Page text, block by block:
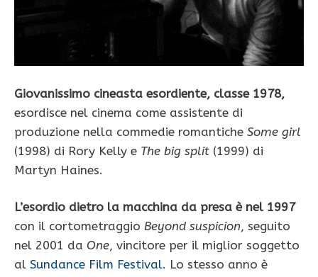
Giovanissimo cineasta esordiente, classe 1978,
esordisce nel cinema come assistente di
produzione nella commedie romantiche Some girl
(1998) di Rory Kelly e The big split (1999) di
Martyn Haines.
L’esordio dietro la macchina da presa è nel 1997
con il cortometraggio Beyond suspicion, seguito
nel 2001 da One, vincitore per il miglior soggetto
al Sundance Film Festival. Lo stesso anno è